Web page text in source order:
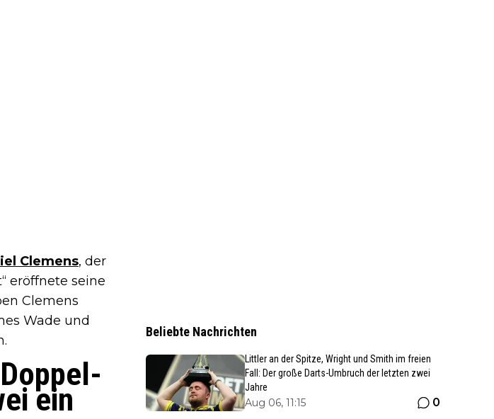
Clemens, der
eröffnete seine
Clemens
Wade und
ein
Beliebte Nachrichten
Littler an der Spitze, Wright und Smith im freien
Fall: Der große Darts-Umbruch der letzten zwei
Jahre
Aug 06, 11:15 0